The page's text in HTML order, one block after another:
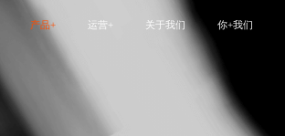
产品+ 运营+ 关于我们 你+我们